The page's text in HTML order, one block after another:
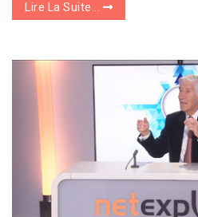
Lire La Suite...